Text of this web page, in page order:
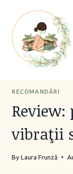
content
RECOMANDĂRI
vibraţii
ByLaura Frunză